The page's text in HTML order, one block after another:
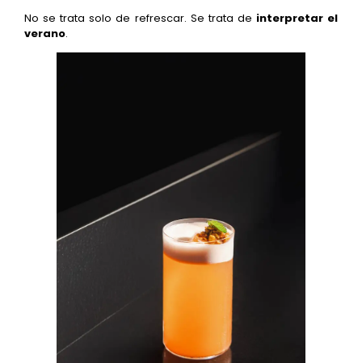
No se trata solo de refrescar. Se trata de interpretar el
verano.